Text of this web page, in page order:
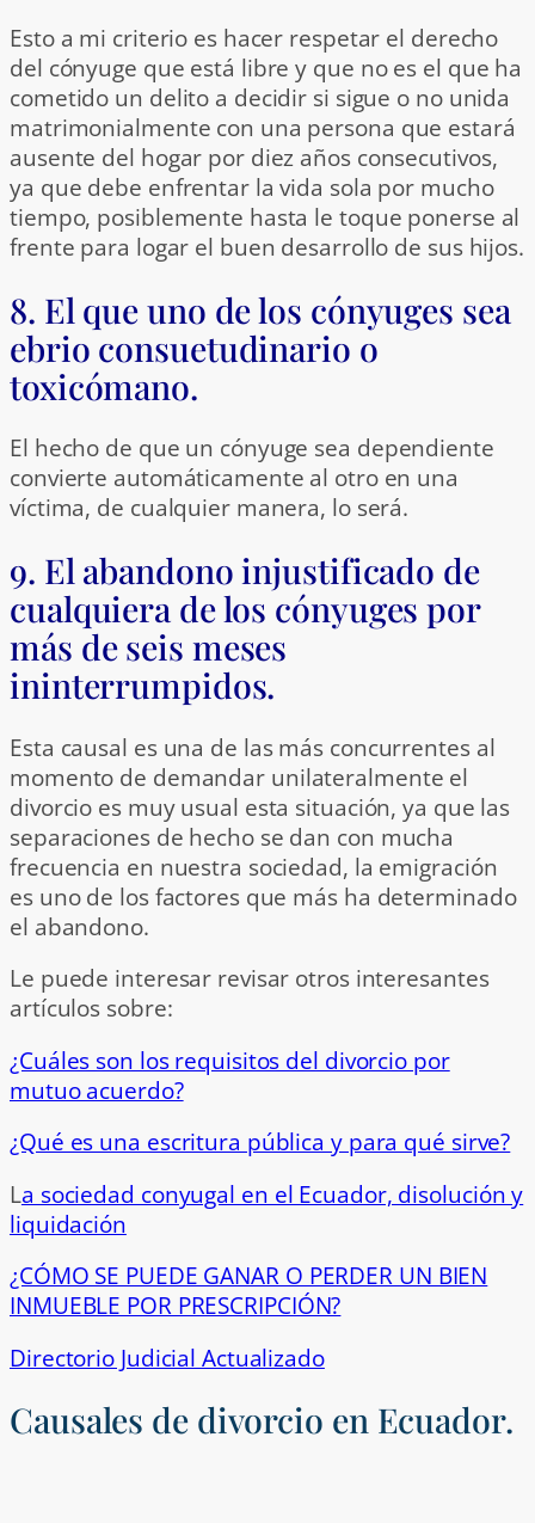
Esto a mi criterio es hacer respetar el derecho
del cónyuge que está libre y que no es el que ha
cometido un delito a decidir si sigue o no unida
matrimonialmente con una persona que estará
ausente del hogar por diez años consecutivos,
ya que debe enfrentar la vida sola por mucho
tiempo, posiblemente hasta le toque ponerse al
frente para logar el buen desarrollo de sus hijos.
8. El que uno de los cónyuges sea
ebrio consuetudinario o
toxicómano.
El hecho de que un cónyuge sea dependiente
convierte automáticamente al otro en una
víctima, de cualquier manera, lo será.
9. El abandono injustificado de
cualquiera de los cónyuges por
más de seis meses
ininterrumpidos.
Esta causal es una de las más concurrentes al
momento de demandar unilateralmente el
divorcio es muy usual esta situación, ya que las
separaciones de hecho se dan con mucha
frecuencia en nuestra sociedad, la emigración
es uno de los factores que más ha determinado
el abandono.
Le puede interesar revisar otros interesantes
artículos sobre:
¿Cuáles son los requisitos del divorcio por
mutuo acuerdo?
¿Qué es una escritura pública y para qué sirve?
La sociedad conyugal en el Ecuador, disolución y
liquidación
¿CÓMO SE PUEDE GANAR O PERDER UN BIEN
INMUEBLE POR PRESCRIPCIÓN?
Directorio Judicial Actualizado
Causales de divorcio en Ecuador.